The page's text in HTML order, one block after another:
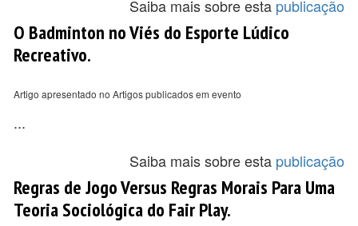
Saiba mais sobre esta publicação
O Badminton no Viés do Esporte Lúdico
Recreativo.
Artigo apresentado no Artigos publicados em evento
...
Saiba mais sobre esta publicação
Regras de Jogo Versus Regras Morais Para Uma
Teoria Sociológica do Fair Play.